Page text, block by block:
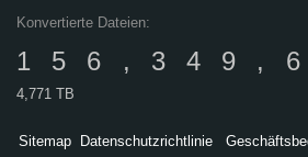
Konvertierte Dateien:
4,771 TB
Sitemap Datenschutzrichtlinie